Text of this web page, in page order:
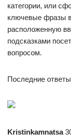
категории, или
ключевые фразы
расположенную
подсказками
вопросом.
Последние ответы
Kristinkamnatsa